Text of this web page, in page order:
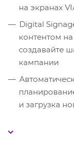
на экранах
Digital
контентом
создавайте
кампании
и загрузка